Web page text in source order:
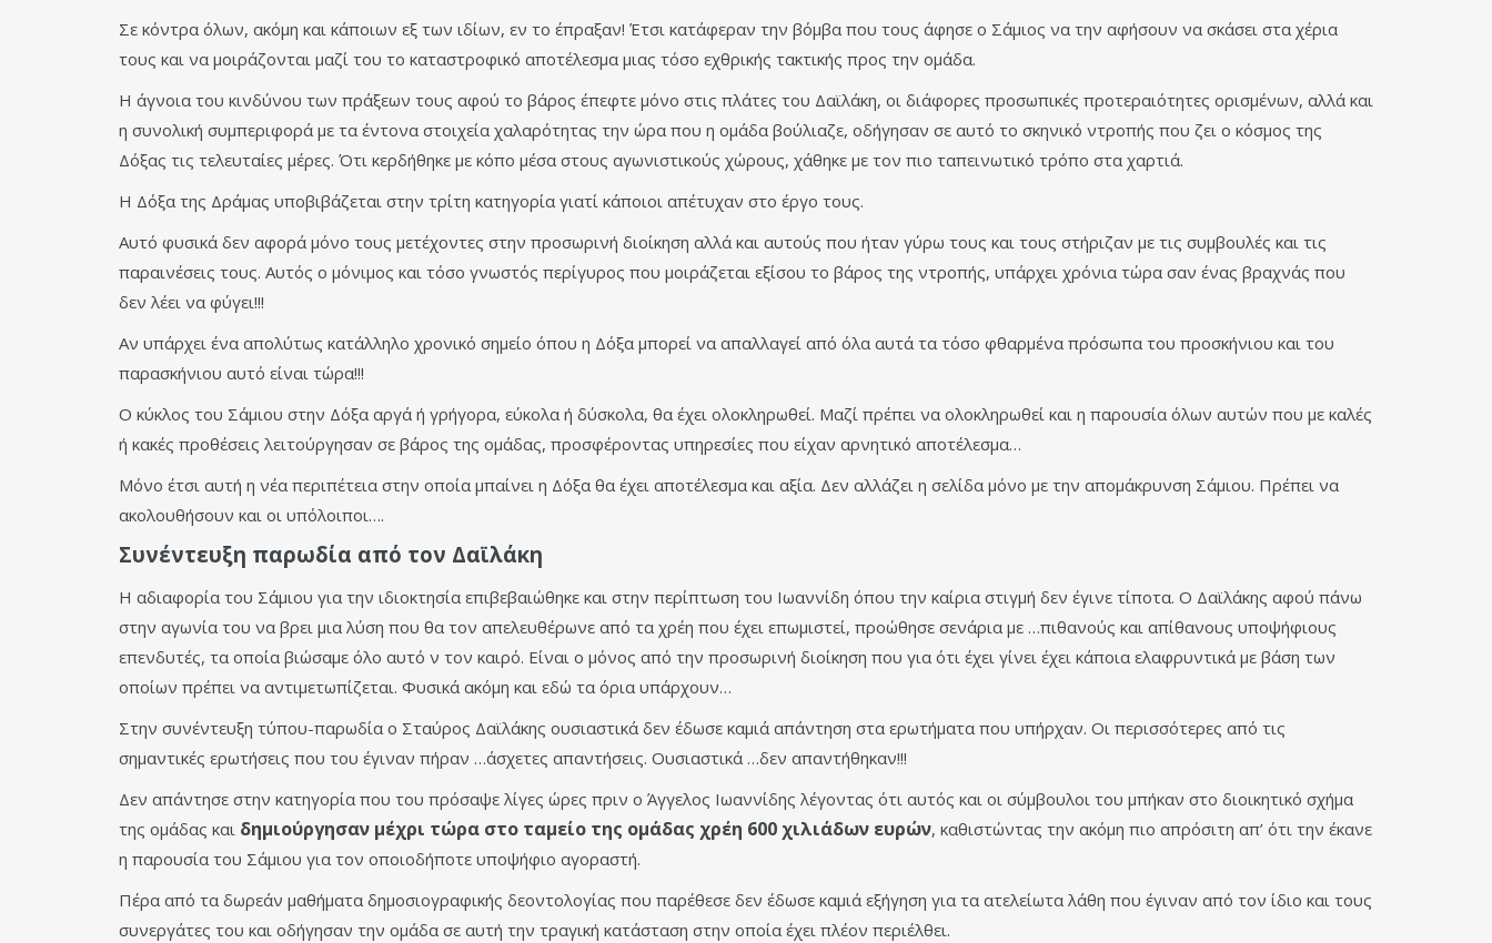
Σε κόντρα όλων, ακόμη και κάποιων εξ των ιδίων, εν το έπραξαν! Έτσι κατάφεραν την βόμβα που τους άφησε ο Σάμιος να την αφήσουν να σκάσει στα χέρια
τους και να μοιράζονται μαζί του το καταστροφικό αποτέλεσμα μιας τόσο εχθρικής τακτικής προς την ομάδα.
Η άγνοια του κινδύνου των πράξεων τους αφού το βάρος έπεφτε μόνο στις πλάτες του Δαϊλάκη, οι διάφορες προσωπικές προτεραιότητες ορισμένων, αλλά και
η συνολική συμπεριφορά με τα έντονα στοιχεία χαλαρότητας την ώρα που η ομάδα βούλιαζε, οδήγησαν σε αυτό το σκηνικό ντροπής που ζει ο κόσμος της
Δόξας τις τελευταίες μέρες. Ότι κερδήθηκε με κόπο μέσα στους αγωνιστικούς χώρους, χάθηκε με τον πιο ταπεινωτικό τρόπο στα χαρτιά.
Η Δόξα της Δράμας υποβιβάζεται στην τρίτη κατηγορία γιατί κάποιοι απέτυχαν στο έργο τους.
Αυτό φυσικά δεν αφορά μόνο τους μετέχοντες στην προσωρινή διοίκηση αλλά και αυτούς που ήταν γύρω τους και τους στήριζαν με τις συμβουλές και τις
παραινέσεις τους. Αυτός ο μόνιμος και τόσο γνωστός περίγυρος που μοιράζεται εξίσου το βάρος της ντροπής, υπάρχει χρόνια τώρα σαν ένας βραχνάς που
δεν λέει να φύγει!!!
Αν υπάρχει ένα απολύτως κατάλληλο χρονικό σημείο όπου η Δόξα μπορεί να απαλλαγεί από όλα αυτά τα τόσο φθαρμένα πρόσωπα του προσκήνιου και του
παρασκήνιου αυτό είναι τώρα!!!
Ο κύκλος του Σάμιου στην Δόξα αργά ή γρήγορα, εύκολα ή δύσκολα, θα έχει ολοκληρωθεί. Μαζί πρέπει να ολοκληρωθεί και η παρουσία όλων αυτών που με καλές
ή κακές προθέσεις λειτούργησαν σε βάρος της ομάδας, προσφέροντας υπηρεσίες που είχαν αρνητικό αποτέλεσμα…
Μόνο έτσι αυτή η νέα περιπέτεια στην οποία μπαίνει η Δόξα θα έχει αποτέλεσμα και αξία. Δεν αλλάζει η σελίδα μόνο με την απομάκρυνση Σάμιου. Πρέπει να
ακολουθήσουν και οι υπόλοιποι….
Συνέντευξη παρωδία από τον Δαϊλάκη
Η αδιαφορία του Σάμιου για την ιδιοκτησία επιβεβαιώθηκε και στην περίπτωση του Ιωαννίδη όπου την καίρια στιγμή δεν έγινε τίποτα. Ο Δαϊλάκης αφού πάνω
στην αγωνία του να βρει μια λύση που θα τον απελευθέρωνε από τα χρέη που έχει επωμιστεί, προώθησε σενάρια με …πιθανούς και απίθανους υποψήφιους
επενδυτές, τα οποία βιώσαμε όλο αυτό ν τον καιρό. Είναι ο μόνος από την προσωρινή διοίκηση που για ότι έχει γίνει έχει κάποια ελαφρυντικά με βάση των
οποίων πρέπει να αντιμετωπίζεται. Φυσικά ακόμη και εδώ τα όρια υπάρχουν…
Στην συνέντευξη τύπου-παρωδία ο Σταύρος Δαϊλάκης ουσιαστικά δεν έδωσε καμιά απάντηση στα ερωτήματα που υπήρχαν. Οι περισσότερες από τις
σημαντικές ερωτήσεις που του έγιναν πήραν …άσχετες απαντήσεις. Ουσιαστικά …δεν απαντήθηκαν!!!
Δεν απάντησε στην κατηγορία που του πρόσαψε λίγες ώρες πριν ο Άγγελος Ιωαννίδης λέγοντας ότι αυτός και οι σύμβουλοι του μπήκαν στο διοικητικό σχήμα
της ομάδας και δημιούργησαν μέχρι τώρα στο ταμείο της ομάδας χρέη 600 χιλιάδων ευρών, καθιστώντας την ακόμη πιο απρόσιτη απ’ ότι την έκανε
η παρουσία του Σάμιου για τον οποιοδήποτε υποψήφιο αγοραστή.
Πέρα από τα δωρεάν μαθήματα δημοσιογραφικής δεοντολογίας που παρέθεσε δεν έδωσε καμιά εξήγηση για τα ατελείωτα λάθη που έγιναν από τον ίδιο και τους
συνεργάτες του και οδήγησαν την ομάδα σε αυτή την τραγική κατάσταση στην οποία έχει πλέον περιέλθει.